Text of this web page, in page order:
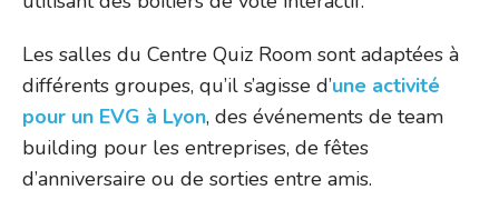
Les salles du Centre Quiz Room sont adaptées à
différents groupes, qu’il s’agisse d’une activité
pour un EVG à Lyon, des événements de team
building pour les entreprises, de fêtes
d’anniversaire ou de sorties entre amis.